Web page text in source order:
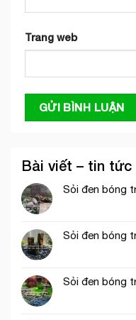
Trang web
Bài viết – tin tức
Sỏi đen bóng
Sỏi đen bóng
Sỏi đen bóng